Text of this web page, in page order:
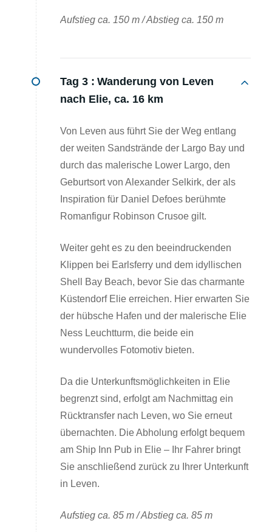
Aufstieg ca. 150 m / Abstieg ca. 150 m
Tag 3 : Wanderung von Leven
nach Elie, ca. 16 km
Von Leven aus führt Sie der Weg entlang
der weiten Sandstrände der Largo Bay und
durch das malerische Lower Largo, den
Geburtsort von Alexander Selkirk, der als
Inspiration für Daniel Defoes berühmte
Romanfigur Robinson Crusoe gilt.
Weiter geht es zu den beeindruckenden
Klippen bei Earlsferry und dem idyllischen
Shell Bay Beach, bevor Sie das charmante
Küstendorf Elie erreichen. Hier erwarten Sie
der hübsche Hafen und der malerische Elie
Ness Leuchtturm, die beide ein
wundervolles Fotomotiv bieten.
Da die Unterkunftsmöglichkeiten in Elie
begrenzt sind, erfolgt am Nachmittag ein
Rücktransfer nach Leven, wo Sie erneut
übernachten. Die Abholung erfolgt bequem
am Ship Inn Pub in Elie – Ihr Fahrer bringt
Sie anschließend zurück zu Ihrer Unterkunft
in Leven.
Aufstieg ca. 85 m / Abstieg ca. 85 m